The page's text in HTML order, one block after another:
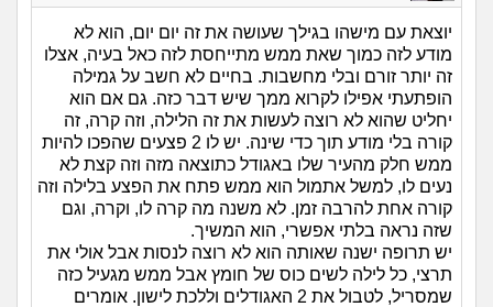
יוצאת עם מישהו בגילך שעושה את זה יום יום, הוא לא
מודע לזה כמוך שאת ממש מתייחסת לזה כאל בעיה, אצלו
זה יותר זורם ובלי מחשבות. בחיים לא חשב על גמילה
הופתעתי אפילו לקרוא ממך שיש דבר כזה. גם אם הוא
יחליט שהוא לא רוצה לעשות את זה הלילה, וזה קרה, זה
קורה בלי מודע תוך כדי שינה. יש לו 2 פצעים שהפכו להיות
ממש חלק מהעיר שלו באגודל כתוצאה מזה וזה קצת לא
נעים לו, למשל אתמול הוא ממש פתח את הפצע בלילה וזה
קורה אחת להרבה זמן. לא משנה מה קרה לו, וקרה, וגם
שזה נראה בלתי אפשרי, הוא המשיך.
יש תרופה ישנה שאותה הוא לא רוצה לנסות אבל אולי את
תרצי, כל לילה לשים כוס של חומץ אבל ממש מגעיל כזה
שמסריל, לטבול את 2 האגודלים וללכת לישון. אומרים